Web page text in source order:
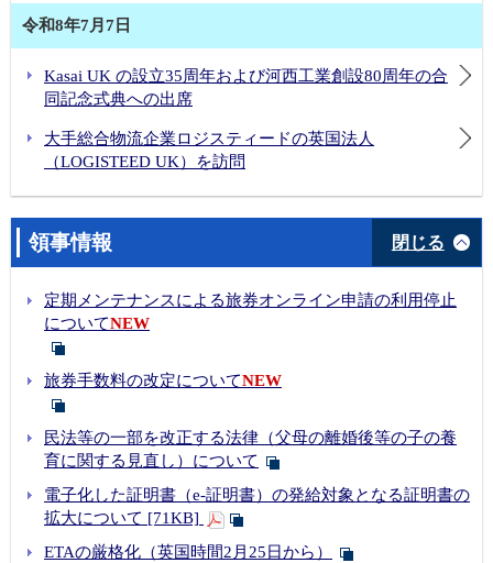
令和8年7月7日
Kasai UK の設立35周年および河西工業創設80周年の合
同記念式典への出席
大手総合物流企業ロジスティードの英国法人
（LOGISTEED UK）を訪問
領事情報 閉じる
定期メンテナンスによる旅券オンライン申請の利用停止
についてNEW
旅券手数料の改定についてNEW
民法等の一部を改正する法律（父母の離婚後等の子の養
育に関する見直し）について
電子化した証明書（e-証明書）の発給対象となる証明書の
拡大について [71KB]
ETAの厳格化（英国時間2月25日から）